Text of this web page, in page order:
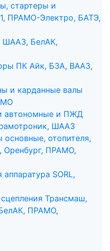
стартеры и
ПРАМО-Электро, БАТЭ,
ШААЗ, БелАК,
ПК Айк, БЗА, ВААЗ,
и карданные валы
автономные и ПЖД
ШААЗ
отопителя,
ПРАМО,
SORL,
Трансмаш,
ПРАМО,